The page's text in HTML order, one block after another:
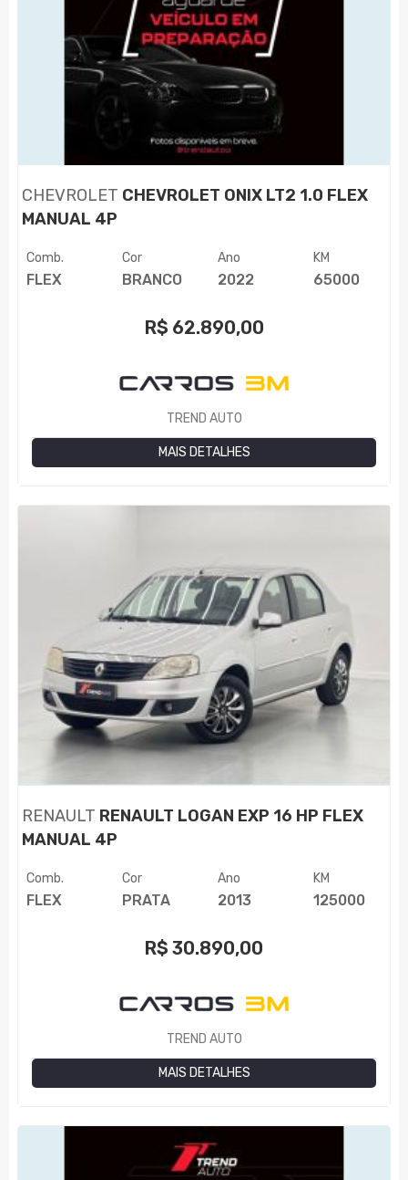
CHEVROLET CHEVROLET ONIX LT2 1.0 FLEX
MANUAL 4P
Comb.
FLEX
Cor
BRANCO
Ano
2022
KM
65000
R$ 62.890,00
TREND AUTO
MAIS DETALHES
RENAULT RENAULT LOGAN EXP 16 HP FLEX
MANUAL 4P
Comb.
FLEX
Cor
PRATA
Ano
2013
KM
125000
R$ 30.890,00
TREND AUTO
MAIS DETALHES